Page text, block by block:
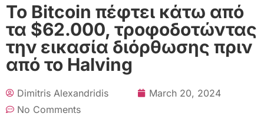
Το Bitcoin πέφτει κάτω από
τα $62.000, τροφοδοτώντας
την εικασία διόρθωσης πριν
από το Halving
Dimitris Alexandridis
March 20, 2024
No Comments